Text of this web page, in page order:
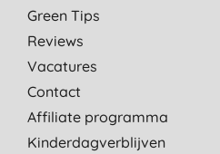
Green Tips
Reviews
Vacatures
Contact
Affiliate programma
Kinderdagverblijven